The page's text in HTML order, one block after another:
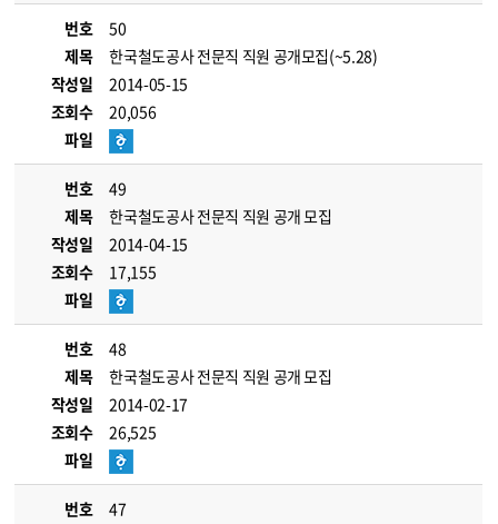
번호
50
제목
한국철도공사 전문직 직원 공개모집(~5.28)
작성일
2014-05-15
조회수
20,056
파일
번호
49
제목
한국철도공사 전문직 직원 공개 모집
작성일
2014-04-15
조회수
17,155
파일
번호
48
제목
한국철도공사 전문직 직원 공개 모집
작성일
2014-02-17
조회수
26,525
파일
번호
47